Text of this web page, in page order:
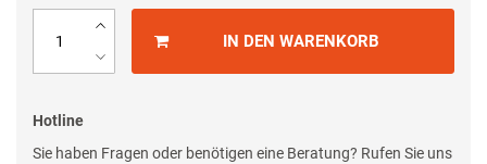
IN DEN WARENKORB
Hotline
Sie haben Fragen oder benötigen eine Beratung? Rufen Sie uns